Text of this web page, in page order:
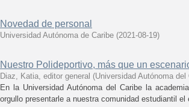
Novedad de personal
Universidad Autónoma de Caribe (2021-08-19)
Nuestro Polideportivo, más que un
Diaz, Katia, editor general (Universidad Autónoma del
En la Universidad Autónoma del Caribe la
orgullo presentarle a nuestra comunidad estudiantil